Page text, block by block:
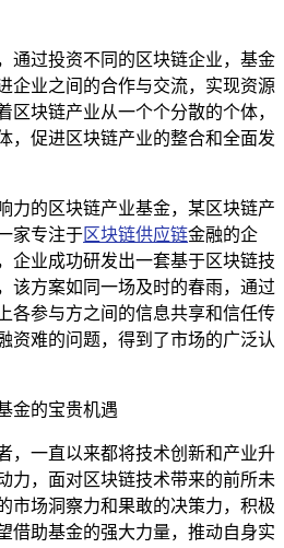
通过投资不同的区块链企业，基金
企业之间的合作与交流，实现资源
区块链产业从一个个分散的个体，
，促进区块链产业的整合和全面发
力的区块链产业基金，某区块链产
家专注于区块链供应链金融的企
企业成功研发出一套基于区块链技
该方案如同一场及时的春雨，通过
各参与方之间的信息共享和信任传
资难的问题，得到了市场的广泛认
金的宝贵机遇
，一直以来都将技术创新和产业升
力，面对区块链技术带来的前所未
市场洞察力和果敢的决策力，积极
借助基金的强大力量，推动自身实